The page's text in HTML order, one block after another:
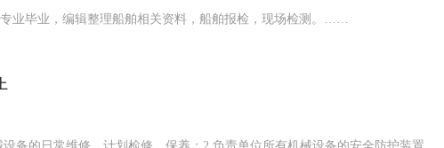
业毕业，编辑整理船舶相关资料，船舶报检，现场检测。……
备的日常维修、计划检修、保养；2.负责单位所有机械设备的安全防护装置……